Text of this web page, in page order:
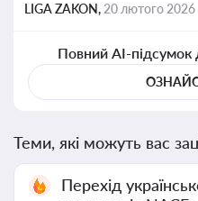
LIGA ZAKON, 20 лютого 2026
Повний AI-підсумок
Теми, які можуть вас
Перехід